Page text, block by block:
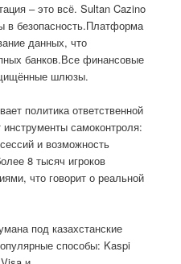
– это всё. Sultan Cazino
в безопасность.Платформа
данных, что
банков.Все финансовые
шлюзы.
политика ответственной
самоконтроля:
и возможность
8 тысяч игроков
что говорит о реальной
под казахстанские
способы: Kaspi